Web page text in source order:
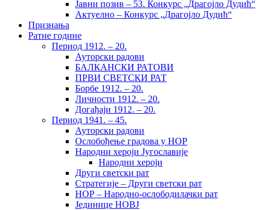
Јавни позив – 53. Конкурс „Драгојло Дудић“
Актуелно – Конкурс „Драгојло Дудић“
Признања
Ратне године
Период 1912. – 20.
Ауторски радови
БАЛКАНСКИ РАТОВИ
ПРВИ СВЕТСКИ РАТ
Борбе 1912. – 20.
Личности 1912. – 20.
Догађаји 1912. – 20.
Период 1941. – 45.
Ауторски радови
Ослобођење градова у НОР
Народни хероји Југославије
Народни хероји
Други светски рат
Стратегије – Други светски рат
НОР – Народно-ослободилачки рат
Јединице НОВЈ